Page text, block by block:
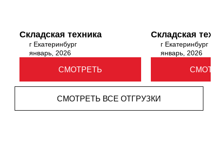
Складская техника
г Екатеринбург
январь, 2026
СМОТРЕТЬ
Складская
г Екатеринбург
январь, 2026
СМОТРЕТЬ ВСЕ ОТГРУЗКИ